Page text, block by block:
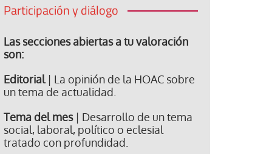
Participación y diálogo
Las secciones abiertas a tu valoración
son:
Editorial| La opinión de la HOAC sobre
un tema de actualidad.
Tema del mes| Desarrollo de un tema
social, laboral, político o eclesial
tratado con profundidad.